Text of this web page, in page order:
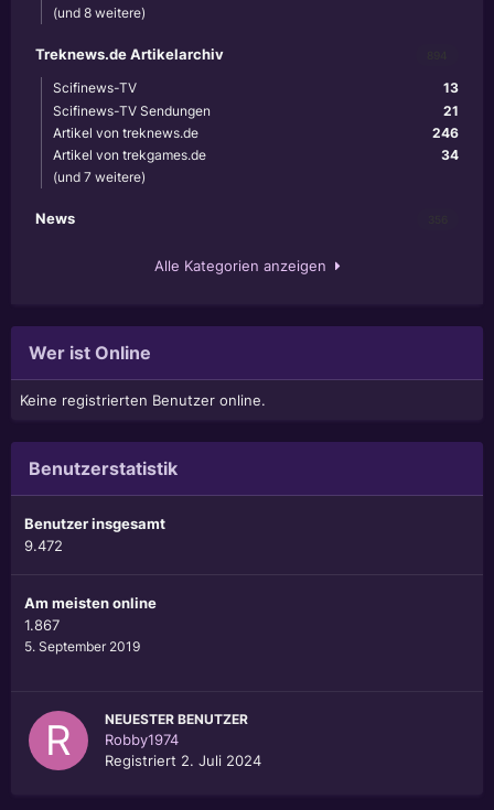
(und 8 weitere)
Treknews.de Artikelarchiv
13
Scifinews-TV
21
Scifinews-TV Sendungen
246
Artikel von treknews.de
34
Artikel von trekgames.de
(und 7 weitere)
News
Alle Kategorien anzeigen
Wer ist Online
Keine registrierten Benutzer online.
Benutzerstatistik
Benutzer insgesamt
9.472
Am meisten online
1.867
5. September 2019
NEUESTER BENUTZER
Robby1974
Registriert 2. Juli 2024